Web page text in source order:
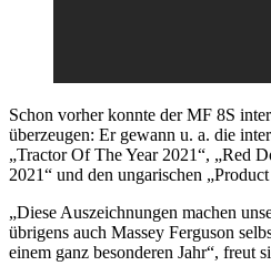
Schon vorher konnte der MF 8S
überzeugen: Er gewann u. a. die
„Tractor Of The Year 2021“, „Red
2021“ und den ungarischen
„Diese Auszeichnungen machen
übrigens auch Massey Ferguson
einem ganz besonderen Jahr“, freut